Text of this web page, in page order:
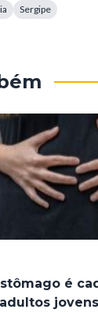
Sergipe
é
jovens